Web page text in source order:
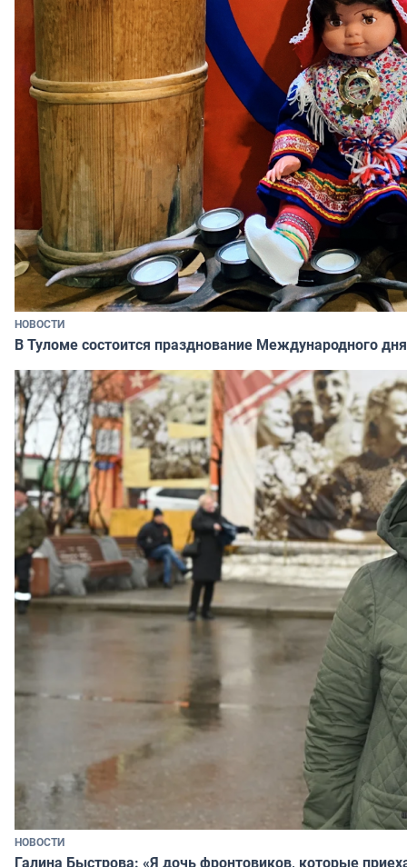
НОВОСТИ
В Туломе состоится празднование Международного
НОВОСТИ
Галина Быстрова: «Я дочь фронтовиков, которые